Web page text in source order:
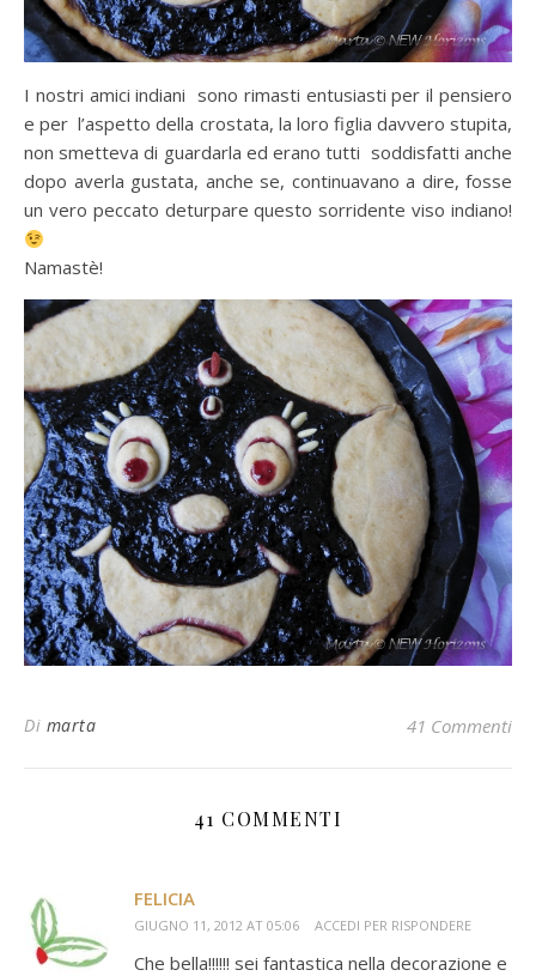
I nostri amici indiani sono rimasti entusiasti per il pensiero
e per l’aspetto della crostata, la loro figlia davvero stupita,
non smetteva di guardarla ed erano tutti soddisfatti anche
dopo averla gustata, anche se, continuavano a dire, fosse
un vero peccato deturpare questo sorridente viso indiano!
Namastè!
Di marta 41 Commenti
41 COMMENTI
FELICIA
GIUGNO 11, 2012 AT 05:06 ACCEDI PER RISPONDERE
Che bella!!!!!! sei fantastica nella decorazione e